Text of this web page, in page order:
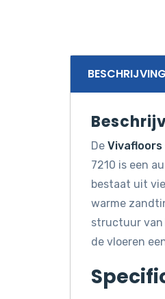
BESCHRIJVING
De Vivafloors
7210 is een
bestaat uit
warme
structuur
de vloeren